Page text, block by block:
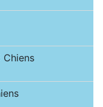
Chiens